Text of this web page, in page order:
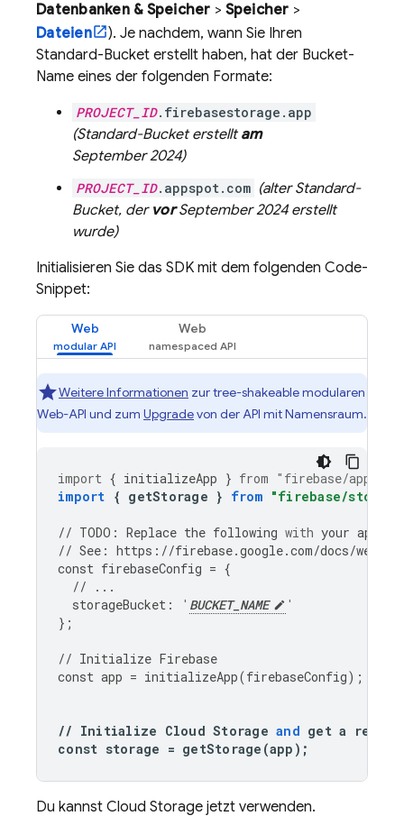
Datenbanken & Speicher > Speicher >
Dateien
). Je nachdem, wann Sie Ihren
Standard-Bucket erstellt haben, hat der Bucket-
Name eines der folgenden Formate:
PROJECT_ID.firebasestorage.app
(Standard-Bucket erstellt am
September 2024)
PROJECT_ID.appspot.com (alter Standard-
Bucket, der vor September 2024erstellt
wurde)
Initialisieren Sie das SDK mit dem folgenden Code-
Snippet:
Web Web
Weitere Informationen zur tree-shakeable modularen
Web-API und zum Upgradevon der API mit Namensraum.
import { initializeApp } from "firebase/app"
import { getStorage } from "firebase/
// TODO : Replace the following with your app
// See : https : //firebase.google.com/docs/web
const firebaseConfig = {
//
...
storageBucket : ' BUCKET_NAME
'
};
// Initialize Firebase
const app = initializeApp(firebaseConfig);
// Initialize Cloud Storage and get a
const storage = getStorage (app );
Du kannst Cloud Storage jetzt verwenden.